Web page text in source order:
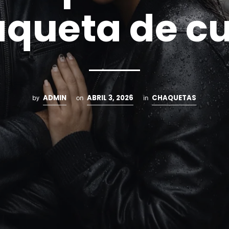
de
by ADMIN on ABRIL 3, 2026 in CHAQUETAS